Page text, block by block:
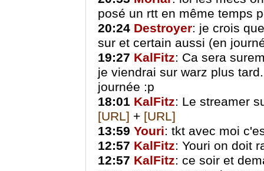
posé un rtt en même temps
20:24 Destroyer: je crois
sur et certain aussi (en
19:27 KalFitz: Ca sera
je viendrai sur warz plus
journée :p
18:01 KalFitz: Le streamer
[URL] + [URL]
13:59 Youri: tkt avec moi
12:57 KalFitz: Youri on doit
12:57 KalFitz: ce soir et